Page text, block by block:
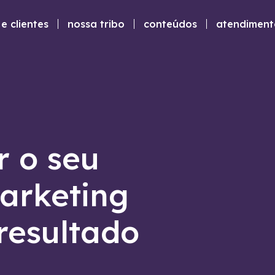
clientes nossa tribo conteúdos
o seu